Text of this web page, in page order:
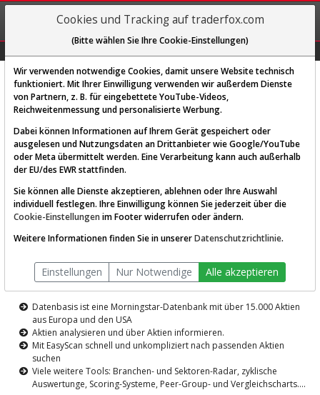
REGIS-
TRIEREN
Diese Funktion ist nur für
AKTIEN-TERMINAL
Die Aktienanalyse-Plattform von
TraderFox
Datenbasis ist eine Morningstar-Datenbank mit über 15.000 Aktien
aus Europa und den USA
Aktien analysieren und über Aktien informieren.
Mit EasyScan schnell und unkompliziert nach passenden Aktien
suchen
Viele weitere Tools: Branchen- und Sektoren-Radar, zyklische
Auswertunge, Scoring-Systeme, Peer-Group- und Vergleichscharts....
Cookies und Tracking auf traderfox.com
(Bitte wählen Sie Ihre Cookie-Einstellungen)
Wir verwenden notwendige Cookies, damit unsere Website technisch
funktioniert. Mit Ihrer Einwilligung verwenden wir außerdem Dienste
von Partnern, z. B. für eingebettete YouTube-Videos,
Reichweitenmessung und personalisierte Werbung.
Dabei können Informationen auf Ihrem Gerät gespeichert oder
ausgelesen und Nutzungsdaten an Drittanbieter wie Google/YouTube
oder Meta übermittelt werden. Eine Verarbeitung kann auch außerhalb
der EU/des EWR stattfinden.
Sie können alle Dienste akzeptieren, ablehnen oder Ihre Auswahl
individuell festlegen. Ihre Einwilligung können Sie jederzeit über die
Cookie-Einstellungen im Footer widerrufen oder ändern.
Weitere Informationen finden Sie in unsererDatenschutzrichtlinie.
Einstellungen Nur Notwendige Alle akzeptieren